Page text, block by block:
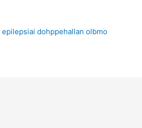
dohppehallan olbmo